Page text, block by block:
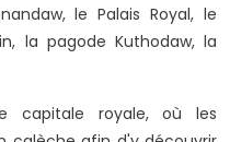
le Palais Royal, le
la pagode Kuthodaw, la
capitale royale, où les